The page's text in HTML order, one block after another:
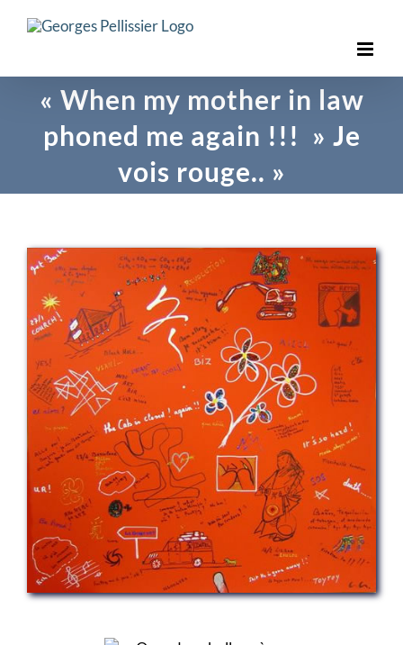
« When my mother in law
phoned me again !!! » Je
vois rouge.. »